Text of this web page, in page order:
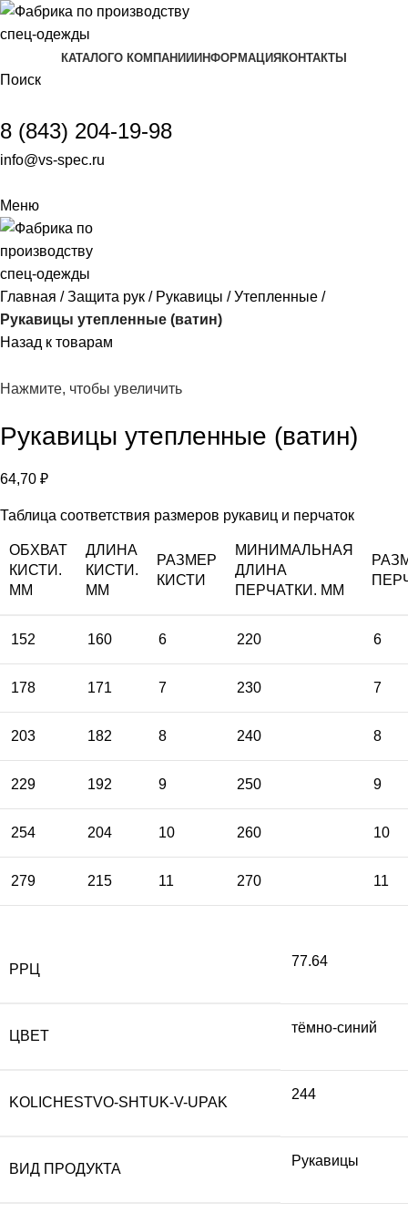
КАТАЛОГО КОМПАНИИ ИНФОРМАЦИЯ КОНТАКТЫ
Поиск
8 (843) 204-19-98
info@vs-spec.ru
Меню
Главная Защита рук Рукавицы
Утепленные
Рукавицы утепленные (ватин)
Назад к товарам
Нажмите, чтобы увеличить
Рукавицы утепленные (ватин)
64,70 ₽
Таблица соответствия размеров рукавиц и перчаток
ОБХВАТ
КИСТИ.
ММ
ДЛИНА
КИСТИ.
ММ
РАЗМЕР
КИСТИ
МИНИМАЛЬНАЯ
ДЛИНА
ПЕРЧАТКИ. ММ
152 160 6 220 6
178 171 7 230 7
203 182 8 240 8
229 192 9 250 9
254 204 10 260 10
279 215 11 270 11
РРЦ
77.64
ЦВЕТ
тёмно-синий
KOLICHESTVO-SHTUK-V-UPAK
244
ВИД ПРОДУКТА
Рукавицы